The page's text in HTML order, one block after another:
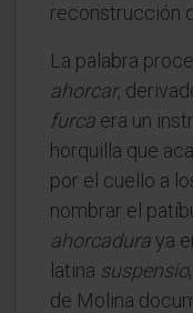
reconstrucción
La palabra
ahorcar,
furca era un
horquilla que
por el cuello a
nombrar el
ahorcaduraya
latina suspensio
de Molina